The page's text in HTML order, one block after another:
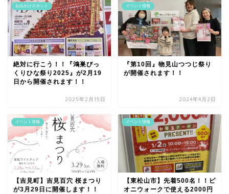
お出かけスポット
絶対に行こう！！『鴻巣びっ
くりひな祭り2025』が2月19
日から開催されます！！
2025年2月15日
イベント情報
『第10回』物見山つつじ祭り
が開催されます！！
2024年4月2日
イベント情報
【吉見町】吉見百穴 桜まつり
が3月29日に開催します！！
イベント情報
【東松山市】先着500名！！ピ
オニウォークで使える2000円